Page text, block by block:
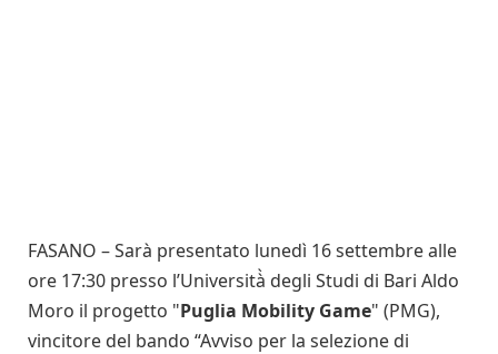
FASANO – Sarà presentato lunedì 16 settembre alle
ore 17:30 presso l’Università̀ degli Studi di Bari Aldo
Moro il progetto "Puglia Mobility Game" (PMG),
vincitore del bando “Avviso per la selezione di